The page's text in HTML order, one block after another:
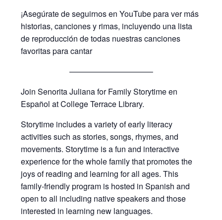
¡Asegúrate de seguirnos en YouTube para ver más
historias, canciones y rimas, incluyendo una lista
de reproducción de todas nuestras canciones
favoritas para cantar
——————————–
Join Senorita Juliana for Family Storytime en
Español at College Terrace Library.
Storytime includes a variety of early literacy
activities such as stories, songs, rhymes, and
movements. Storytime is a fun and interactive
experience for the whole family that promotes the
joys of reading and learning for all ages. This
family-friendly program is hosted in Spanish and
open to all including native speakers and those
interested in learning new languages.